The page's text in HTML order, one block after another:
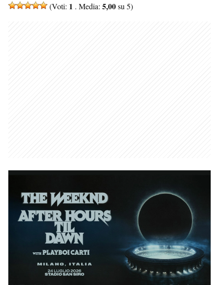
(Voti: 1 . Media: 5,00su 5)